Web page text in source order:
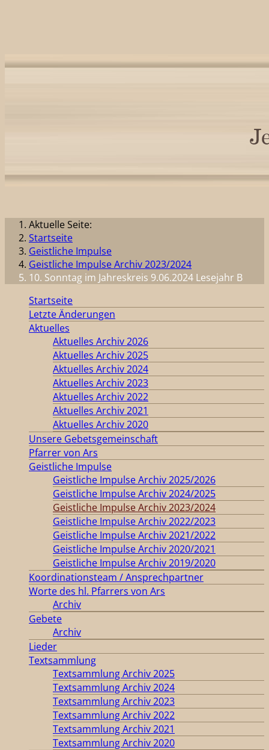
Aktuelle Seite:
Startseite
Geistliche Impulse
Geistliche Impulse Archiv 2023/2024
10. Sonntag im Jahreskreis 9.06.2024 Lesejahr B
Startseite
Letzte Änderungen
Aktuelles
Aktuelles Archiv 2026
Aktuelles Archiv 2025
Aktuelles Archiv 2024
Aktuelles Archiv 2023
Aktuelles Archiv 2022
Aktuelles Archiv 2021
Aktuelles Archiv 2020
Unsere Gebetsgemeinschaft
Pfarrer von Ars
Geistliche Impulse
Geistliche Impulse Archiv 2025/2026
Geistliche Impulse Archiv 2024/2025
Geistliche Impulse Archiv 2023/2024
Geistliche Impulse Archiv 2022/2023
Geistliche Impulse Archiv 2021/2022
Geistliche Impulse Archiv 2020/2021
Geistliche Impulse Archiv 2019/2020
Koordinationsteam / Ansprechpartner
Worte des hl. Pfarrers von Ars
Archiv
Gebete
Archiv
Lieder
Textsammlung
Textsammlung Archiv 2025
Textsammlung Archiv 2024
Textsammlung Archiv 2023
Textsammlung Archiv 2022
Textsammlung Archiv 2021
Textsammlung Archiv 2020